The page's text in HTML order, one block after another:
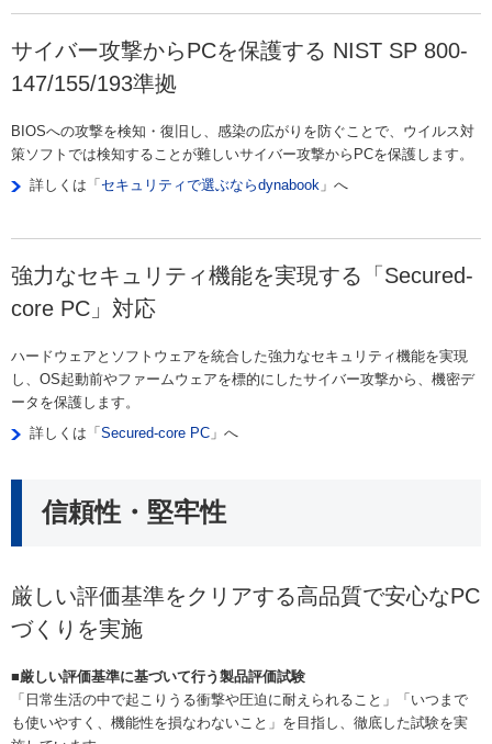
サイバー攻撃からPCを保護する NIST SP 800-
147/155/193準拠
BIOSへの攻撃を検知・復旧し、感染の広がりを防ぐことで、ウイルス対
策ソフトでは検知することが難しいサイバー攻撃からPCを保護します。
詳しくは「 セキュリティで選ぶならdynabook 」へ
強力なセキュリティ機能を実現する「Secured-
core PC」対応
ハードウェアとソフトウェアを統合した強力なセキュリティ機能を実現
し、OS起動前やファームウェアを標的にしたサイバー攻撃から、機密デ
ータを保護します。
詳しくは「 Secured-core PC 」へ
信頼性・堅牢性
厳しい評価基準をクリアする高品質で安心なPC
づくりを実施
■厳しい評価基準に基づいて行う製品評価試験
「日常生活の中で起こりうる衝撃や圧迫に耐えられること」「いつまで
も使いやすく、機能性を損なわないこと」を目指し、徹底した試験を実